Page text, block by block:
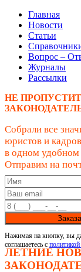
Главная
Новости
Статьи
Вопрос –
Журналы
Рассылки
НЕ
Собрали все
юристов и
в одном
Отправим на
Нажимая на кнопку, вы
соглашаетесь с
ЛЕТНИЕ